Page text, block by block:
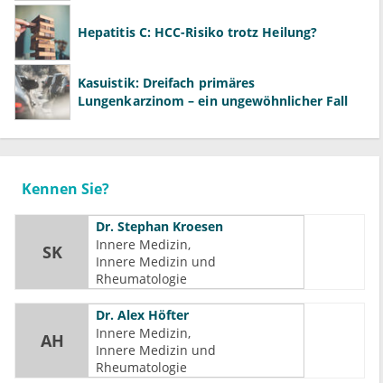
Hepatitis C: HCC-Risiko trotz Heilung?
Kasuistik: Dreifach primäres
Lungenkarzinom – ein ungewöhnlicher Fall
Kennen Sie?
SK
Dr. Stephan Kroesen
Innere Medizin
Innere Medizin und
Rheumatologie
AH
Dr. Alex Höfter
Innere Medizin
Innere Medizin und
Rheumatologie